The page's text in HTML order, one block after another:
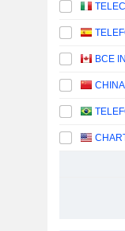
BCE